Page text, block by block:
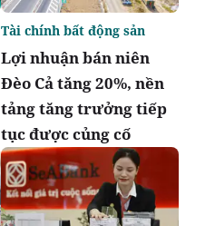
Lợi nhuận bán niên
Đèo Cả tăng 20%, nền
tảng tăng trưởng tiếp
tục được củng cố
Tài chính bất động sản